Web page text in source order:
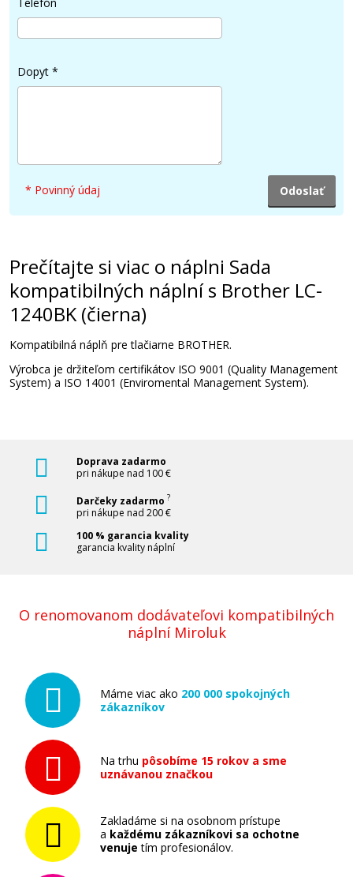
4,90 €
11,90 €
Pridať do košíka
Súprava kompatibilných náplní
Pridať do košíka
Originálna náplň Brother LC-1240C
(Azúrová)
Dopyt *
* Povinný údaj
Prečítajte si viac o náplni Sada
kompatibilných náplní s Brother LC-
1240BK (čierna)
Kompatibilná náplň pre tlačiarne BROTHER.
Výrobca je držiteľom certifikátov ISO 9001 (Quality Management
System) a ISO 14001 (Enviromental Management System).
Doprava zadarmo
pri nákupe nad 100 €
Darčeky zadarmo ?
pri nákupe nad 200 €
100 % garancia kvality
garancia kvality náplní
O renomovanom dodávateľovi kompatibilných
náplní Miroluk
Máme viac ako 200 000 spokojných
zákazníkov
Na trhu pôsobíme 15 rokov a sme
uznávanou značkou
Zakladáme si na osobnom prístupe
a každému zákazníkovi sa ochotne
venuje tím profesionálov.